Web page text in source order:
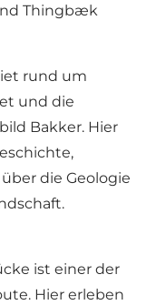
Thingbæk
rund um
und die
Bakker. Hier
die Geologie
ist einer der
Hier erleben